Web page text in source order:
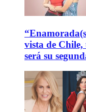
vista de
será su